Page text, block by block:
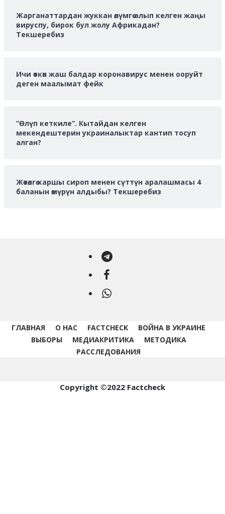
Жарганаттардан жуккан өлүмгө алып келген жаңы
вируспу, бирок бул жолу Африкадан?
Текшеребиз
Ичи өткөн жаш балдар коронавирус менен ооруйт
деген маалымат фейк
”Өлүп кеткиле”. Кытайдан келген
мекендештерин украиналыктар кантип тосуп
алган?
Жөтөлгө каршы сироп менен сүттүн аралашмасы 4
баланын өмүрүн алдыбы? Текшеребиз
Telegram
Facebook
WhatsApp
ГЛАВНАЯ О НАС FACTCHECK
ВОЙНА В УКРАИНЕ
ВЫБОРЫ
МЕДИАКРИТИКА
МЕТОДИКА
РАССЛЕДОВАНИЯ
Copyright ©2022 Factcheck